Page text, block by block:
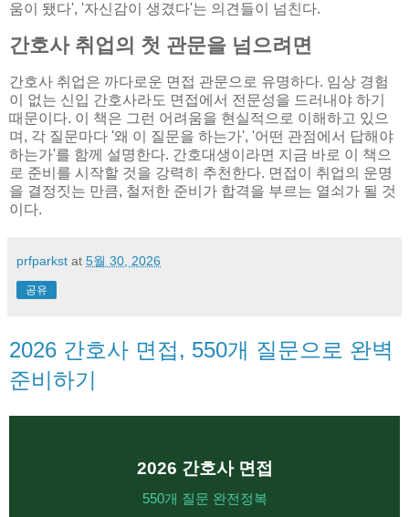
움이 됐다', '자신감이 생겼다'는 의견들이 넘친다.
간호사 취업의 첫 관문을 넘으려면
간호사 취업은 까다로운 면접 관문으로 유명하다. 임상 경험
이 없는 신입 간호사라도 면접에서 전문성을 드러내야 하기
때문이다. 이 책은 그런 어려움을 현실적으로 이해하고 있으
며, 각 질문마다 '왜 이 질문을 하는가', '어떤 관점에서 답해야
하는가'를 함께 설명한다. 간호대생이라면 지금 바로 이 책으
로 준비를 시작할 것을 강력히 추천한다. 면접이 취업의 운명
을 결정짓는 만큼, 철저한 준비가 합격을 부르는 열쇠가 될 것
이다.
prfparkst at 5월 30, 2026
공유
2026 간호사 면접, 550개 질문으로 완벽
준비하기
2026 간호사 면접
550개 질문 완전정복